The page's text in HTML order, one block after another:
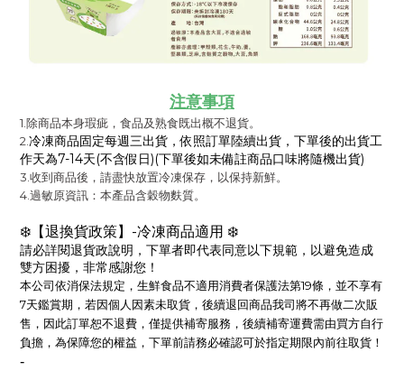
注意事項
1.除商品本身瑕疵，食品及熟食既出概不退貨。
2. 冷凍商品固定每週三出貨，依照訂單陸續出貨，下單後的出貨工
作天為7-14天(不含假日)(下單後如未備註商品口味將隨機出貨)
3.收到商品後，請盡快放置冷凍保存，以保持新鮮。
4.過敏原資訊：本產品含穀物麩質。
❄️【退換貨政策】-冷凍商品適用 ❄️
請必詳閱退貨政說明，下單者即代表同意以下規範，以避免造成
雙方困擾，非常感謝您！
本公司依消保法規定， 生鮮食品不適用消費者保護法第19條，並不享有
7天鑑賞期 ， 若因個人因素未取貨，後續退回商品我司將不再做二次販
售，因此訂單恕不退費，僅提供補寄服務，後續補寄運費需由買方自行
負擔， 為保障您的權益，下單前請務必確認可於指定期限內前往取貨！
-